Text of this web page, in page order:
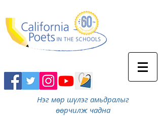
Нэг мөр шүлэг амьдралыг
өөрчилж чадна